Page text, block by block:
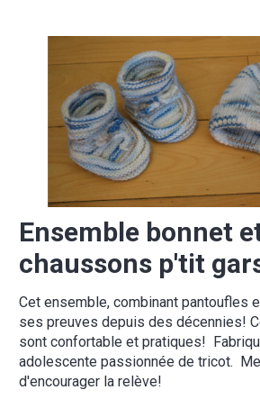
Ensemble bonnet
chaussons p'tit
Cet ensemble, combinant pantoufles
ses preuves depuis des décennies!
sont confortable et pratiques!
adolescente passionnée de tricot.
d'encourager la relève!